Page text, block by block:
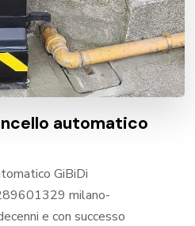
automatico
GiBiDi
milano-
e con successo